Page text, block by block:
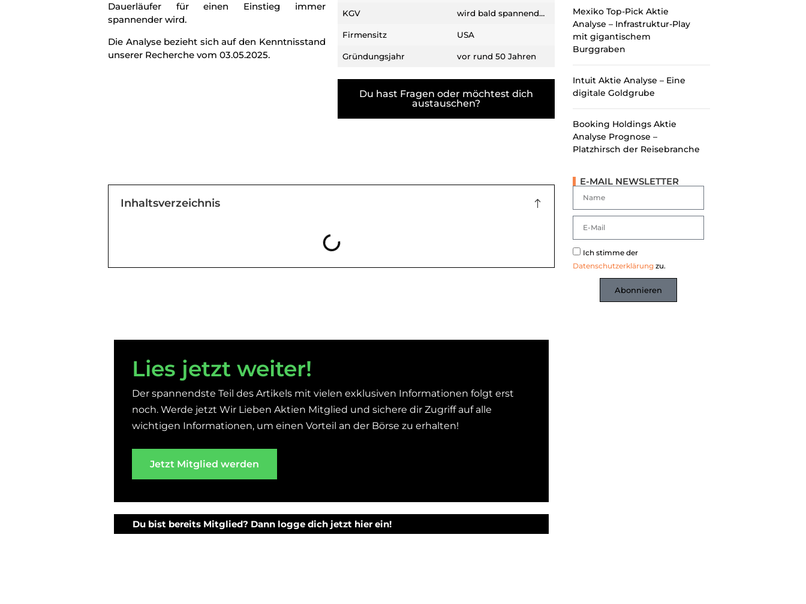
Dauerläufer für einen Einstieg immer
spannender wird.
Die Analyse bezieht sich auf den Kenntnisstand
unserer Recherche vom 03.05.2025.
KGV wird bald spannend…
Firmensitz USA
Gründungsjahr vor rund 50 Jahren
Du hast Fragen oder möchtest dich
austauschen?
Inhaltsverzeichnis
Lies jetzt weiter!
Der spannendste Teil des Artikels mit vielen exklusiven Informationen folgt erst
noch. Werde jetzt Wir Lieben Aktien Mitglied und sichere dir Zugriff auf alle
wichtigen Informationen, um einen Vorteil an der Börse zu erhalten!
Jetzt Mitglied werden
Du bist bereits Mitglied? Dann logge dich jetzt hier ein!
Mexiko Top-Pick Aktie
Analyse – Infrastruktur-Play
mit gigantischem
Burggraben
Intuit Aktie Analyse – Eine
digitale Goldgrube
Booking Holdings Aktie
Analyse Prognose –
Platzhirsch der Reisebranche
E-MAIL NEWSLETTER
Ich stimme der
Datenschutzerklärung zu.
Abonnieren